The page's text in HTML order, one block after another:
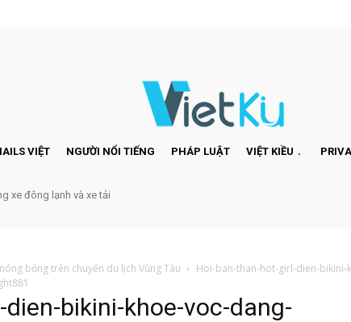
VIỆT NGƯỜI NỔI TIẾNG PHÁP LUẬT VIỆT KIỀU
xe đông lạnh và xe tải
bỏng trên chuyến du lịch Vũng Tàu
Hoi-ban-than-hot-girl-dien-
bikini-khoe-voc-dang-